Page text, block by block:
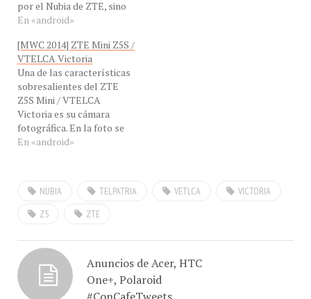
por sus imágenes de alta
definición que pemitieron
captar las bellas imágenes
de Venezuela y ser exibidas
en el su stand en
Barcelona, España. Gracias
a una alianza con la
empresa…
En «android»
[MWC 2014] ZTE Mini Z5S /
VTELCA Victoria
Una de las características
sobresalientes del ZTE
Z5S Mini / VTELCA
Victoria es su cámara
fotográfica. En la foto se
observa como podemos
retroceder o avanzar
hacer que sonrían de la
¡Café barcelonés! Sólo
En «android»
NUBIA TELPATRIA VETLCA
VICTORIA
Z5
ZTE
Anuncios de Acer, HTC
One+, Polaroid
#ConCafeTweets